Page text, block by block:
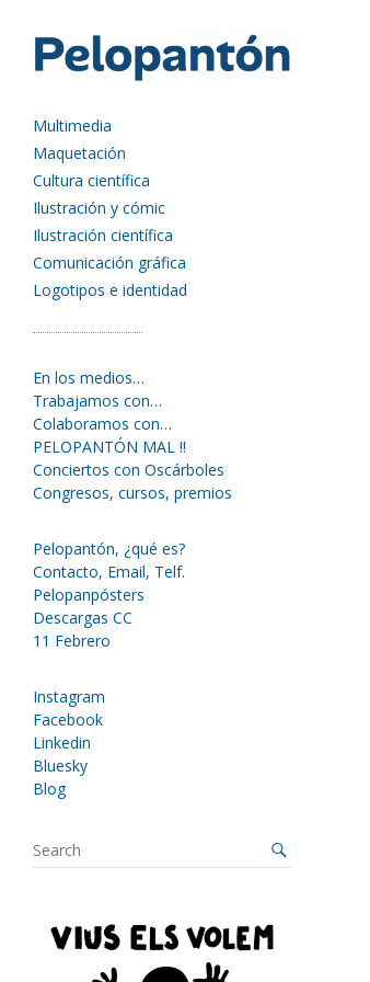
Multimedia
Maquetación
Cultura científica
Ilustración y cómic
Ilustración científica
Comunicación gráfica
Logotipos e identidad
En los medios…
Trabajamos con…
Colaboramos con…
PELOPANTÓN MAL !!
Conciertos con Oscárboles
Congresos, cursos, premios
Pelopantón, ¿qué es?
Contacto, Email, Telf.
Pelopanpósters
Descargas CC
11 Febrero
Instagram
Facebook
Linkedin
Bluesky
Blog
S
e